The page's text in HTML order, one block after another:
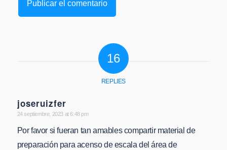
16
REPLIES
joseruizfer
says:
24 septiembre, 2023 at 6:48 pm
Por favor si fueran tan amables compartir material de
preparación para acenso de escala del área de